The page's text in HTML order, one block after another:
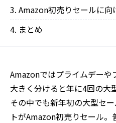
Amazon初売りセールに向
まとめ
Amazonではプライムデーや
大きく分けると年に4回の大
その中でも新年初の大型セ
トがAmazon初売りセール